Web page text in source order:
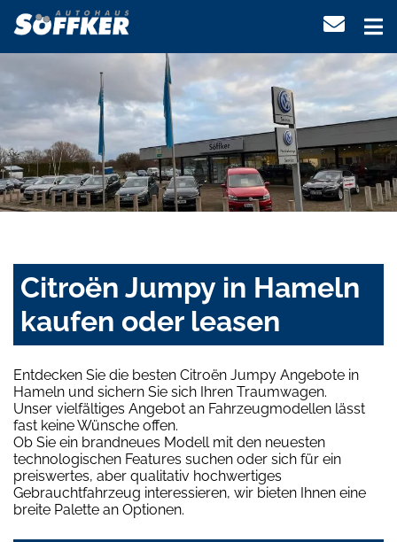
Citroën Jumpy in Hameln
kaufen oder leasen
Entdecken Sie die besten Citroën Jumpy Angebote in
Hameln und sichern Sie sich Ihren Traumwagen.
Unser vielfältiges Angebot an Fahrzeugmodellen lässt
fast keine Wünsche offen.
Ob Sie ein brandneues Modell mit den neuesten
technologischen Features suchen oder sich für ein
preiswertes, aber qualitativ hochwertiges
Gebrauchtfahrzeug interessieren, wir bieten Ihnen eine
breite Palette an Optionen.